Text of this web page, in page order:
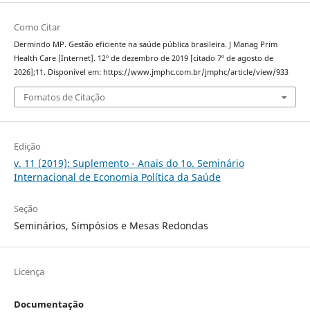
Como Citar
Dermindo MP. Gestão eficiente na saúde pública brasileira. J Manag Prim
Health Care [Internet]. 12º de dezembro de 2019 [citado 7º de agosto de
2026];11. Disponível em: https://www.jmphc.com.br/jmphc/article/view/933
Fomatos de Citação
Edição
v. 11 (2019): Suplemento - Anais do 1o. Seminário
Internacional de Economia Política da Saúde
Seção
Seminários, Simpósios e Mesas Redondas
Licença
Documentação